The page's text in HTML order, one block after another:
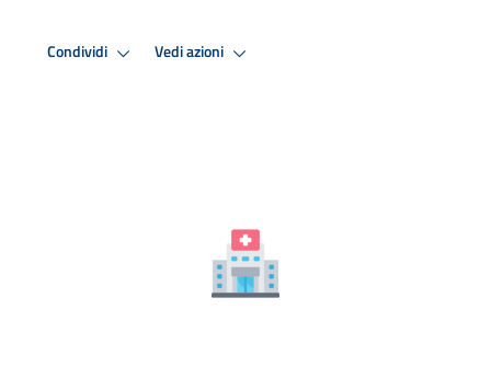
Condividi Vedi azioni